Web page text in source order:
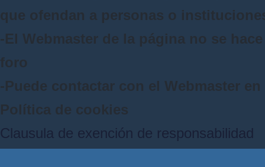
que ofendan a personas o
-El Webmaster de la página no se
foro
-Puede contactar con el Webmaster
Política de cookies
Clausula de exención de responsabilidad